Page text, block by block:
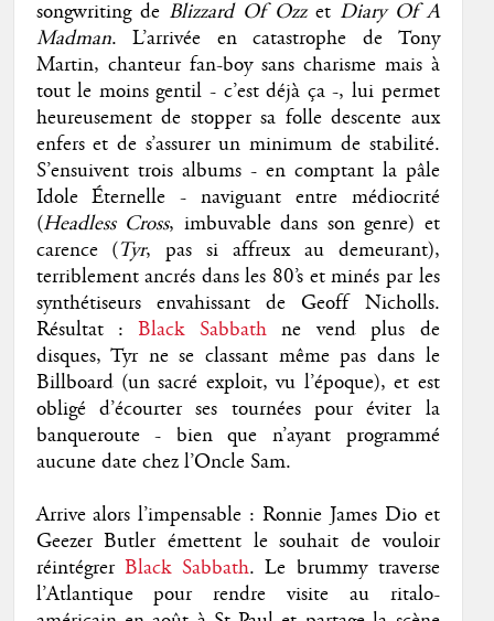
songwriting de Blizzard Of Ozzet Diary Of A
Madman. L’arrivée en catastrophe de Tony
Martin, chanteur fan-boy sans charisme mais à
tout le moins gentil - c’est déjà ça -, lui permet
heureusement de stopper sa folle descente aux
enfers et de s’assurer un minimum de stabilité.
S’ensuivent trois albums - en comptant la pâle
Idole Éternelle - naviguant entre médiocrité
(Headless Cross, imbuvable dans son genre) et
carence (Tyr, pas si affreux au demeurant),
terriblement ancrés dans les 80’s et minés par les
synthétiseurs envahissant de Geoff Nicholls.
Résultat :Black Sabbathne vend plus de
disques, Tyr ne se classant même pas dans le
Billboard (un sacré exploit, vu l’époque), et est
obligé d’écourter ses tournées pour éviter la
banqueroute - bien que n’ayant programmé
aucune date chez l’Oncle Sam.
Arrive alors l’impensable : Ronnie James Dio et
Geezer Butler émettent le souhait de vouloir
réintégrerBlack Sabbath. Le brummy traverse
l’Atlantique pour rendre visite au ritalo-